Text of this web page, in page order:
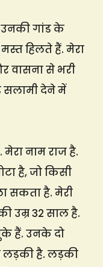
गांड के
हिलते हैं. मेरा
वासना से भरी
सलामी देने में
नाम राज है.
है, जो किसी
सकता है. मेरी
उम्र 32 साल है.
हैं. उनके दो
है. लड़की